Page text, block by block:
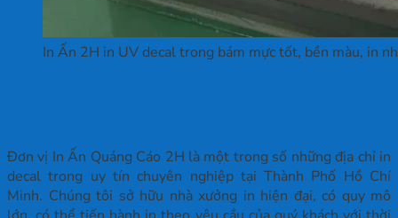
In Ấn 2H in UV decal trong bám mực tốt, bền màu, in
Đơn vị In Ấn Quảng Cáo 2H là một trong số những địa chỉ in
decal trong uy tín chuyên nghiệp tại Thành Phố Hồ Chí
Minh. Chúng tôi sở hữu nhà xưởng in hiện đại, có quy mô